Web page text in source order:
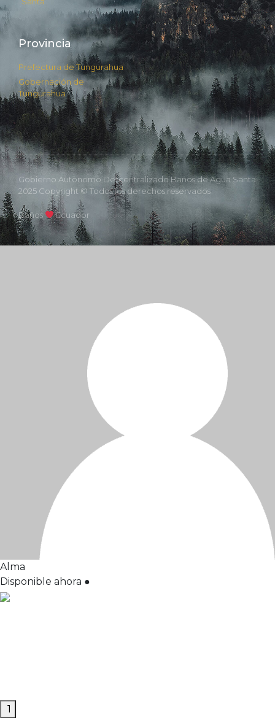
Provincia
Prefectura de Tungurahua
Gobernación de
Tungurahua
Gobierno Autònomo Descentralizado Baños de Agua Santa
2025 Copyright © Todos los derechos reservados
Baños Ecuador
Alma
Disponible ahora ●
1